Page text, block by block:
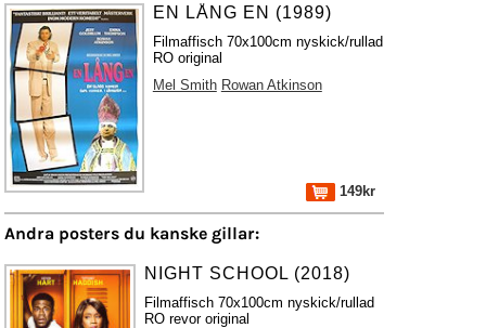
EN LÅNG EN (1989)
Filmaffisch 70x100cm nyskick/rullad
RO original
Mel Smith Rowan Atkinson
149kr
Andra posters du kanske gillar:
NIGHT SCHOOL (2018)
Filmaffisch 70x100cm nyskick/rullad
RO revor original